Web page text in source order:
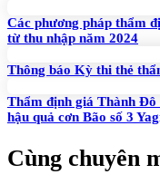
Các phương pháp thẩm
từ thu nhập năm 2024
Thông báo Kỳ thi thẻ
Thẩm định giá Thành Đô
hậu quả cơn Bão số 3
Cùng chuyên